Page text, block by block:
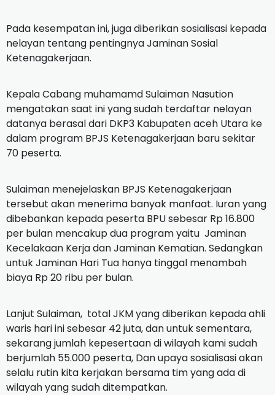
Pada kesempatan ini, juga diberikan sosialisasi kepada
nelayan tentang pentingnya Jaminan Sosial
Ketenagakerjaan.
Kepala Cabang muhamamd Sulaiman Nasution
mengatakan saat ini yang sudah terdaftar nelayan
datanya berasal dari DKP3 Kabupaten aceh Utara ke
dalam program BPJS Ketenagakerjaan baru sekitar
70 peserta.
Sulaiman menejelaskan BPJS Ketenagakerjaan
tersebut akan menerima banyak manfaat. Iuran yang
dibebankan kepada peserta BPU sebesar Rp 16.800
per bulan mencakup dua program yaitu Jaminan
Kecelakaan Kerja dan Jaminan Kematian. Sedangkan
untuk Jaminan Hari Tua hanya tinggal menambah
biaya Rp 20 ribu per bulan.
Lanjut Sulaiman, total JKM yang diberikan kepada ahli
waris hari ini sebesar 42 juta, dan untuk sementara,
sekarang jumlah kepesertaan di wilayah kami sudah
berjumlah 55.000 peserta, Dan upaya sosialisasi akan
selalu rutin kita kerjakan bersama tim yang ada di
wilayah yang sudah ditempatkan.